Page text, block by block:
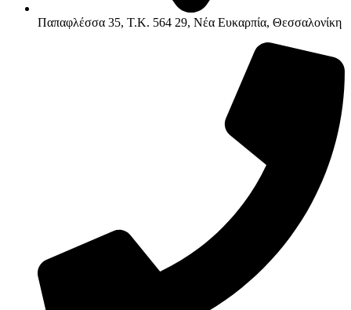
Παπαφλέσσα 35, Τ.Κ. 564 29, Νέα Ευκαρπία, Θεσσαλονίκη